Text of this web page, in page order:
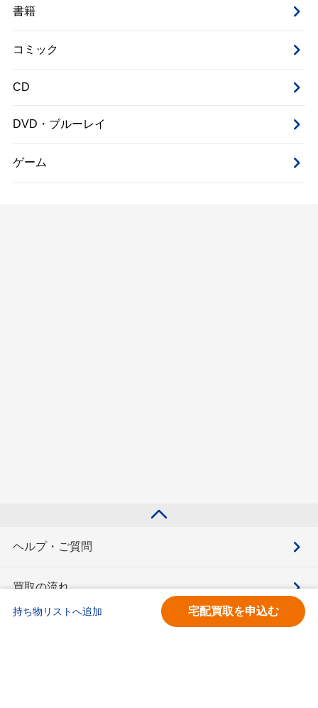
書籍
コミック
CD
DVD・ブルーレイ
ゲーム
持ち物リストへ追加 宅配買取を申込む
ヘルプ・ご質問
買取の流れ